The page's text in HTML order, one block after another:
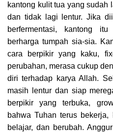
kantong kulit tua yang sudah
dan tidak lagi lentur. Jika
berfermentasi, kantong
berharga tumpah sia-sia.
cara berpikir yang kaku,
perubahan, merasa cukup
diri terhadap karya Allah.
masih lentur dan siap
berpikir yang terbuka,
bahwa Tuhan terus
belajar, dan berubah.